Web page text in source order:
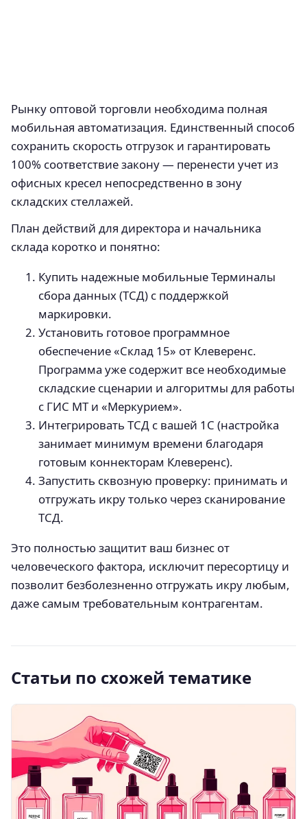
Рынку оптовой торговли необходима полная
мобильная автоматизация. Единственный способ
сохранить скорость отгрузок и гарантировать
100% соответствие закону — перенести учет из
офисных кресел непосредственно в зону
складских стеллажей.
План действий для директора и начальника
склада коротко и понятно:
Купить надежные мобильные Терминалы
сбора данных (ТСД) с поддержкой
маркировки.
Установить готовое программное
обеспечение «Склад 15» от Клеверенс.
Программа уже содержит все необходимые
складские сценарии и алгоритмы для работы
с ГИС МТ и «Меркурием».
Интегрировать ТСД с вашей 1С (настройка
занимает минимум времени благодаря
готовым коннекторам Клеверенс).
Запустить сквозную проверку: принимать и
отгружать икру только через сканирование
ТСД.
Это полностью защитит ваш бизнес от
человеческого фактора, исключит пересортицу и
позволит безболезненно отгружать икру любым,
даже самым требовательным контрагентам.
Статьи по схожей тематике